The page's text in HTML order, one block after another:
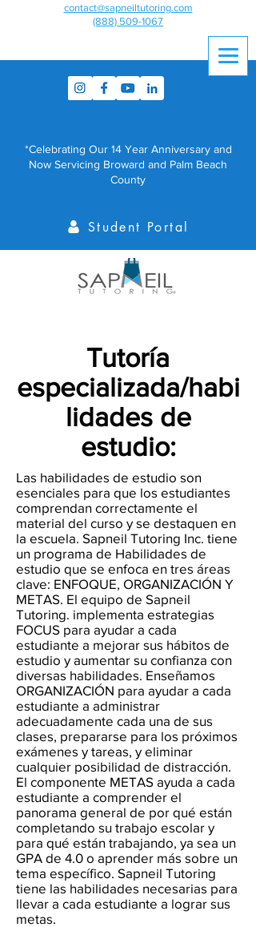
contact@sapneiltutoring.com
(888) 509-1067
*Celebrating Our 14 Year Anniversary and
Now Servicing Broward and Palm Beach
County
Student Portal
(888) 509-1067
contact@sapneiltutoring.com
Tutoría
especializada/habi
lidades de
estudio:
Las habilidades de estudio son
esenciales para que los estudiantes
comprendan correctamente el
material del curso y se destaquen en
la escuela. Sapneil Tutoring Inc. tiene
un programa de Habilidades de
estudio que se enfoca en tres áreas
clave: ENFOQUE, ORGANIZACIÓN Y
METAS. El equipo de Sapneil
Tutoring. implementa estrategias
FOCUS para ayudar a cada
estudiante a mejorar sus hábitos de
estudio y aumentar su confianza con
diversas habilidades. Enseñamos
ORGANIZACIÓN para ayudar a cada
estudiante a administrar
adecuadamente cada una de sus
clases, prepararse para los próximos
exámenes y tareas, y eliminar
cualquier posibilidad de distracción.
El componente METAS ayuda a cada
estudiante a comprender el
panorama general de por qué están
completando su trabajo escolar y
para qué están trabajando, ya sea un
GPA de 4.0 o aprender más sobre un
tema específico. Sapneil Tutoring
tiene las habilidades necesarias para
llevar a cada estudiante a lograr sus
metas.